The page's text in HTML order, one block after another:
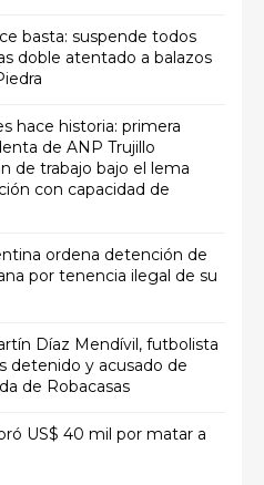
basta: suspende todos
doble atentado a balazos
hace historia: primera
de ANP Trujillo
de trabajo bajo el lema
con capacidad de
ordena detención de
por tenencia ilegal de su
Díaz Mendívil, futbolista
detenido y acusado de
de Robacasas
US$ 40 mil por matar a